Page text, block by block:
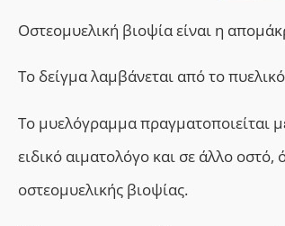
Οστεομυελική βιοψία είναι η
Το δείγμα λαμβάνεται από το
Το μυελόγραμμα πραγματοποιείται
ειδικό αιματολόγο και σε άλλο οστό,
οστεομυελικής βιοψίας.